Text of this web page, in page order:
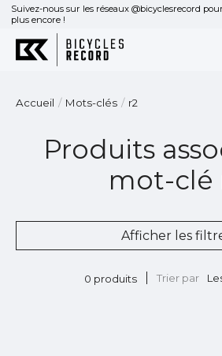
Suivez-nous sur les réseaux @bicyclesrecord
plus encore !
Accueil / Mots-clés / r2
Produits
mot-clé
Afficher les
0 produits Trier par